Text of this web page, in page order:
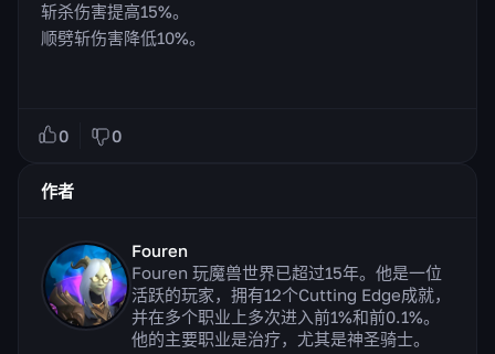
斩杀伤害提高15%。
顺劈斩伤害降低10%。
0 0
作者
Fouren
Fouren 玩魔兽世界已超过15年。他是一位
活跃的玩家，拥有12个Cutting Edge成就，
并在多个职业上多次进入前1%和前0.1%。
他的主要职业是治疗，尤其是神圣骑士。